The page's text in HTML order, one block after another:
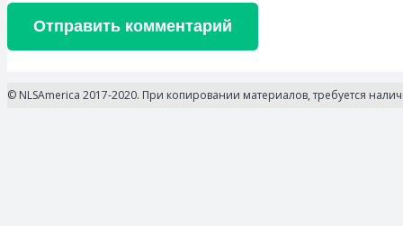
Отправить комментарий
© NLSAmerica 2017-2020. При копировании материалов, требуется